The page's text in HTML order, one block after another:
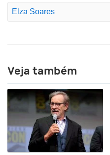
Elza Soares
Veja também